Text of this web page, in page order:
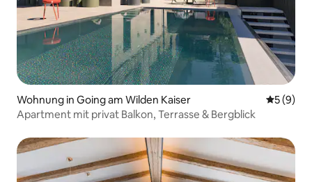
Wohnung in Going am Wilden Kaiser
5 (9)
Apartment mit privat Balkon, Terrasse & Bergblick